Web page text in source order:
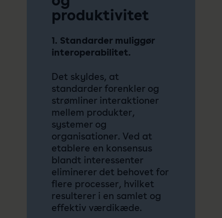
produktivitet
1. Standarder muliggør
interoperabilitet.
Det skyldes, at
standarder forenkler og
strømliner interaktioner
mellem produkter,
systemer og
organisationer. Ved at
etablere en konsensus
blandt interessenter
eliminerer det behovet for
flere processer, hvilket
resulterer i en samlet og
effektiv værdikæde.